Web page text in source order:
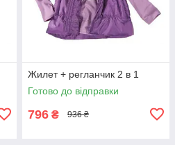
Жилет + регланчик 2 в 1
Готово до відправки
796 ₴ 936 ₴